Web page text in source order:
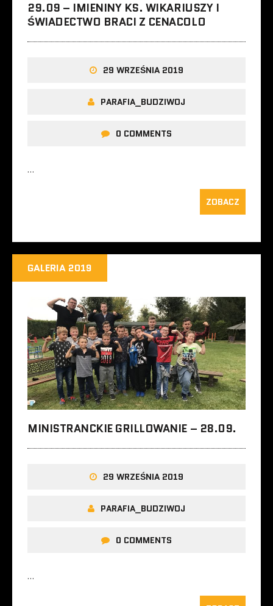
29.09 – IMIENINY KS. WIKARIUSZY I
ŚWIADECTWO BRACI Z CENACOLO
29 WRZEŚNIA 2019
PARAFIA_BUDZIWOJ
0 COMMENTS
…
ZOBACZ
GALERIA 2019
MINISTRANCKIE GRILLOWANIE – 28.09.
29 WRZEŚNIA 2019
PARAFIA_BUDZIWOJ
0 COMMENTS
…